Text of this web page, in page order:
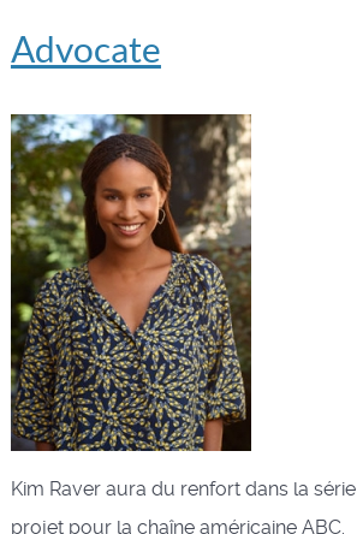
Advocate
Kim Raver aura du renfort dans la série
projet pour la chaîne américaine ABC.